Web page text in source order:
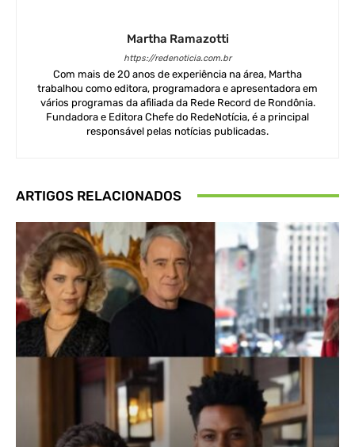
Martha Ramazotti
https://redenoticia.com.br
Com mais de 20 anos de experiência na área, Martha
trabalhou como editora, programadora e apresentadora em
vários programas da afiliada da Rede Record de Rondônia.
Fundadora e Editora Chefe do RedeNotícia, é a principal
responsável pelas notícias publicadas.
ARTIGOS RELACIONADOS